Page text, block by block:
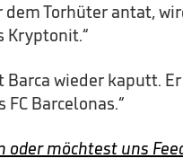
dem Torhüter antat,
Kryptonit.“
Barca wieder kaputt.
Barcelonas.“
möchtest uns